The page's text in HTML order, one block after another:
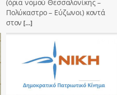
(όρια νομού Θεσσαλονίκης –
Πολύκαστρο – Εύζωνοι) κοντά
στον […]